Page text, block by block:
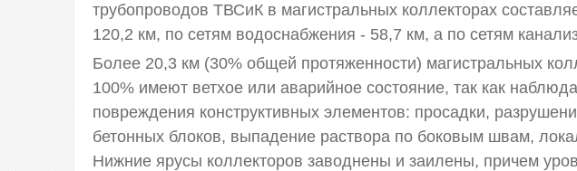
трубопроводов ТВСиК в магистральных коллекторах
120,2 км, по сетям водоснабжения - 58,7 км, а по сетям
Более 20,3 км (30% общей протяженности) магистральных
100% имеют ветхое или аварийное состояние, так как
повреждения конструктивных элементов: просадки,
бетонных блоков, выпадение раствора по боковым швам,
Нижние ярусы коллекторов заводнены и заилены, причем